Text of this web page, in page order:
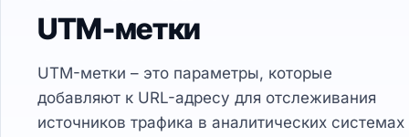
UTM-метки
UTM-метки – это параметры, которые
добавляют к URL-адресу для отслеживания
источников трафика в аналитических системах